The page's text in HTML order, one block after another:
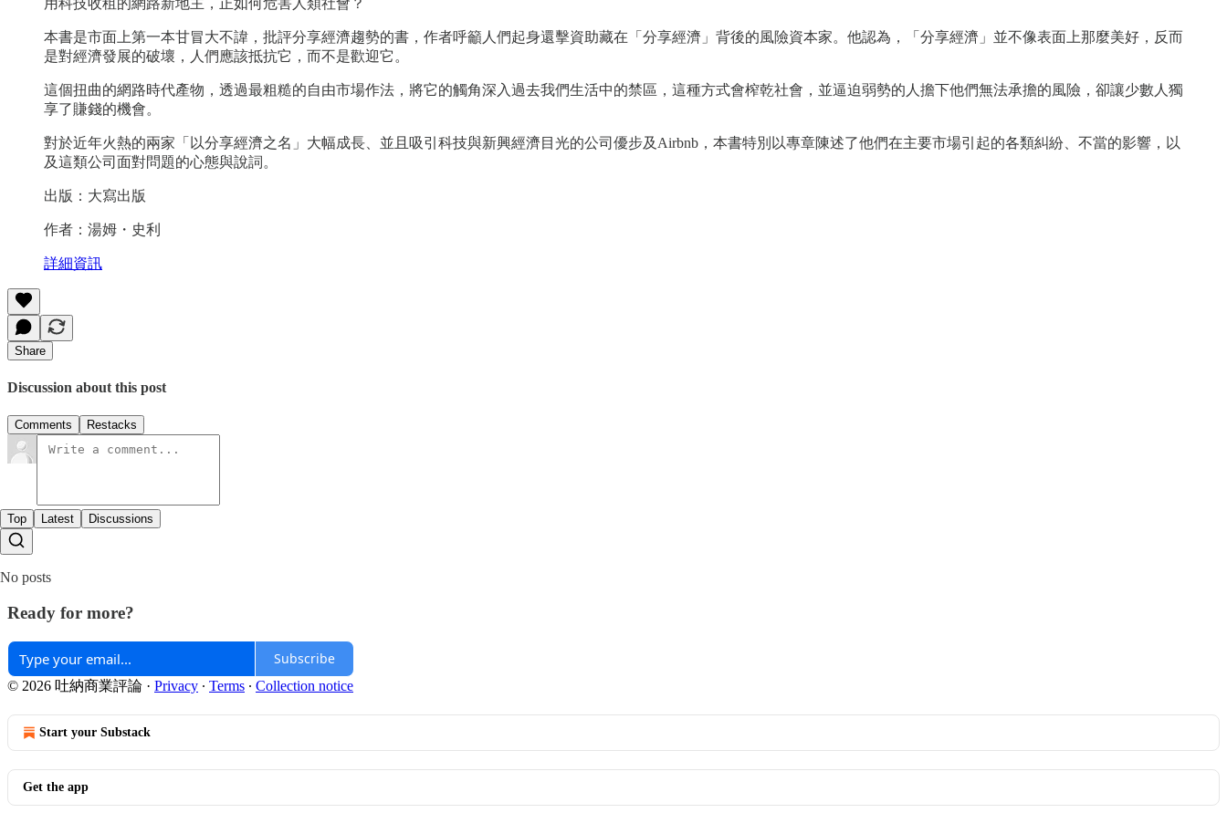
本書是市面上第一本甘冒大不諱，批評分享經濟趨勢的書，作者呼籲人們起身還擊資助藏在「分享經濟」背後的風險資本家。他認為，「分享經濟」並不像表面上那麼美好，反而
是對經濟發展的破壞，人們應該抵抗它，而不是歡迎它。
這個扭曲的網路時代產物，透過最粗糙的自由市場作法，將它的觸角深入過去我們生活中的禁區，這種方式會榨乾社會，並逼迫弱勢的人擔下他們無法承擔的風險，卻讓少數人獨
享了賺錢的機會。
對於近年火熱的兩家「以分享經濟之名」大幅成長、並且吸引科技與新興經濟目光的公司優步及Airbnb，本書特別以專章陳述了他們在主要市場引起的各類糾紛、不當的影響，以
及這類公司面對問題的心態與說詞。
出版：大寫出版
作者：湯姆・史利
詳細資訊
Share
Discussion about this post
Comments Restacks
Top Latest Discussions
No posts
Ready for more?
Subscribe
© 2026 吐納商業評論 · Privacy ∙ Terms ∙ Collection notice
Start your Substack
Get the app